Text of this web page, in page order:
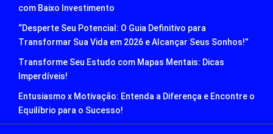
com Baixo Investimento
“Desperte Seu Potencial: O Guia Definitivo para
Transformar Sua Vida em 2026 e Alcançar Seus Sonhos!”
Transforme Seu Estudo com Mapas Mentais: Dicas
Imperdíveis!
Entusiasmo x Motivação: Entenda a Diferença e Encontre o
Equilíbrio para o Sucesso!